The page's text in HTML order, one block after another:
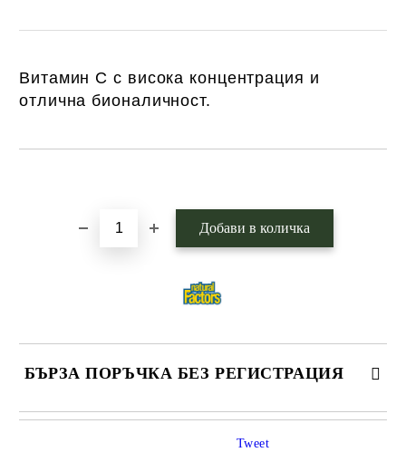
Витамин С с висока концентрация и
отлична бионаличност.
БЪРЗА ПОРЪЧКА БЕЗ РЕГИСТРАЦИЯ
САМО ПОПЪЛНЕТЕ 1 ПОЛЕ
Tweet